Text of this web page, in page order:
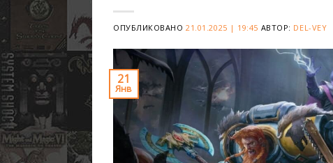
ОПУБЛИКОВАНО21.01.2025 | 19:45 АВТОР: DEL-VEY
21
Янв